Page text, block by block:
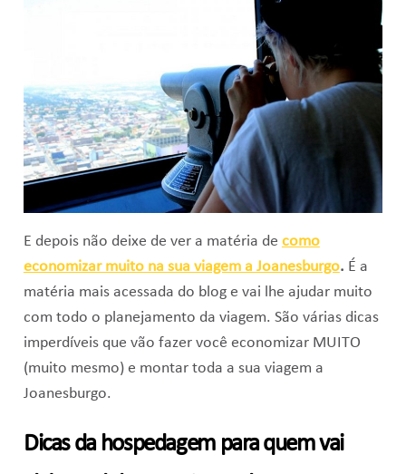
E depois não deixe de ver a matéria de como
economizar muito na sua viagem a Joanesburgo. É a
matéria mais acessada do blog e vai lhe ajudar muito
com todo o planejamento da viagem. São várias dicas
imperdíveis que vão fazer você economizar MUITO
(muito mesmo) e montar toda a sua viagem a
Joanesburgo.
Dicas da hospedagem para quem vai